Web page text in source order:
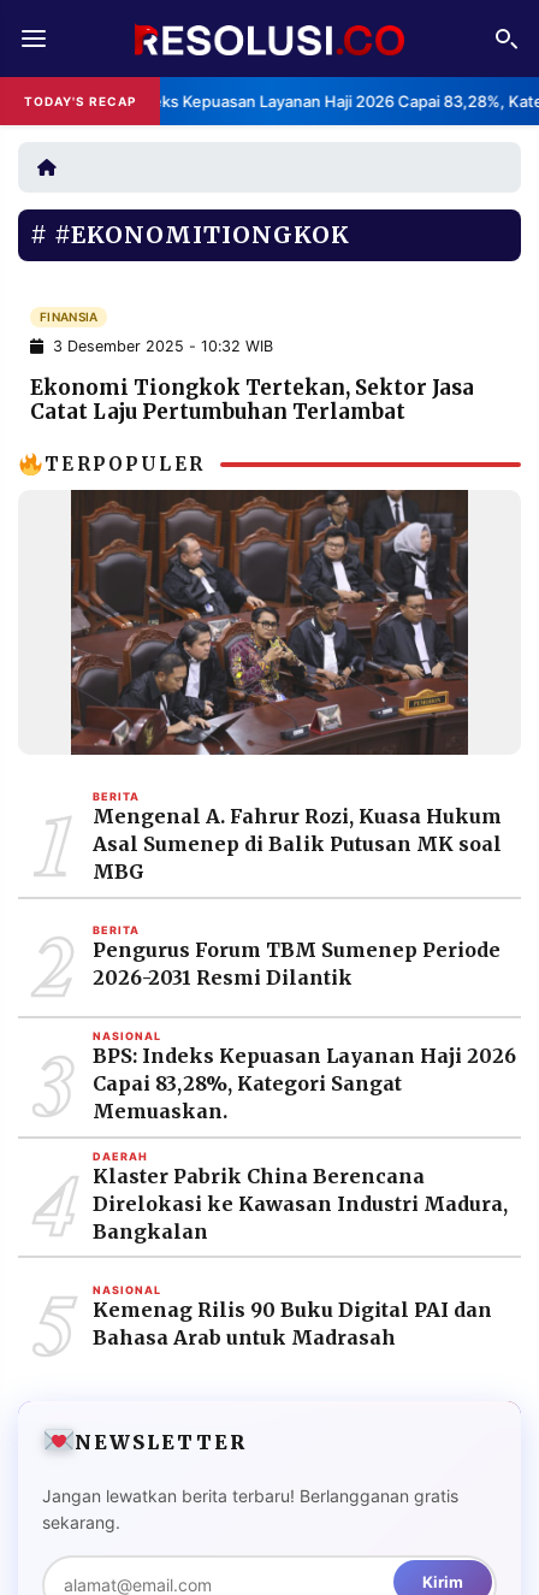
TODAY'S RECAP
BPS: Indeks Kepuasan Layanan Haji 2026 Capai 83,28%, Kategori
REDAKSI TENTANG
RESOLUSI IKLAN
RUBRIKASI
FINANSIA
MANCA SPORT
INFORMASI
PRIVACY
POLICY
BERITA
WARGA
INFORMASI
IKLAN
KIRIM
TULISAN
PENGADUAN TERM
OF
SERVICE
IKUTI
KAMI
PT.
RESOLUSI
MEDIA
PRAMUDITA
©
Resolusi.co
PT.
RESOLUSI
MEDIA
PRAMUDITA
#EKONOMITIONGKOK
FINANSIA
3 Desember 2025 - 10:32 WIB
Ekonomi Tiongkok Tertekan, Sektor Jasa
Catat Laju Pertumbuhan Terlambat
TERPOPULER
1 BERITA
Mengenal A. Fahrur Rozi, Kuasa Hukum
Asal Sumenep di Balik Putusan MK soal
MBG
2 BERITA
Pengurus Forum TBM Sumenep Periode
2026-2031 Resmi Dilantik
3 NASIONAL
BPS: Indeks Kepuasan Layanan Haji 2026
Capai 83,28%, Kategori Sangat
Memuaskan.
4 DAERAH
Klaster Pabrik China Berencana
Direlokasi ke Kawasan Industri Madura,
Bangkalan
5 NASIONAL
Kemenag Rilis 90 Buku Digital PAI dan
Bahasa Arab untuk Madrasah
NEWSLETTER
Jangan lewatkan berita terbaru! Berlangganan gratis
sekarang.
Kirim